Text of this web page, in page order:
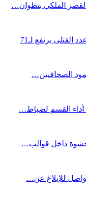
الملكي بتطوان…
الصحافيين…
القسم لضباط…
للإبلاغ عن…